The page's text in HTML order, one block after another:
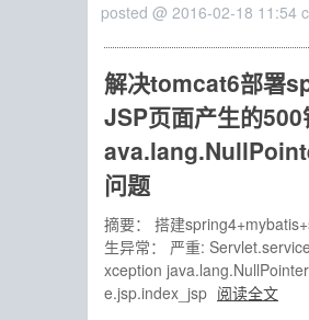
posted @ 2016-02-18 11:54
解决tomcat6部署
JSP页面产生的
问题
摘要： 搭建
生异常： 严重:
xception
e.jsp.index_jsp 阅读全文